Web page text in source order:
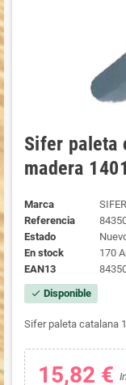
Sifer paleta
madera
Marca
SIFER
Referencia
Estado
En stock
170
EAN13
check Disponible
Sifer paleta catalana
15,82 €